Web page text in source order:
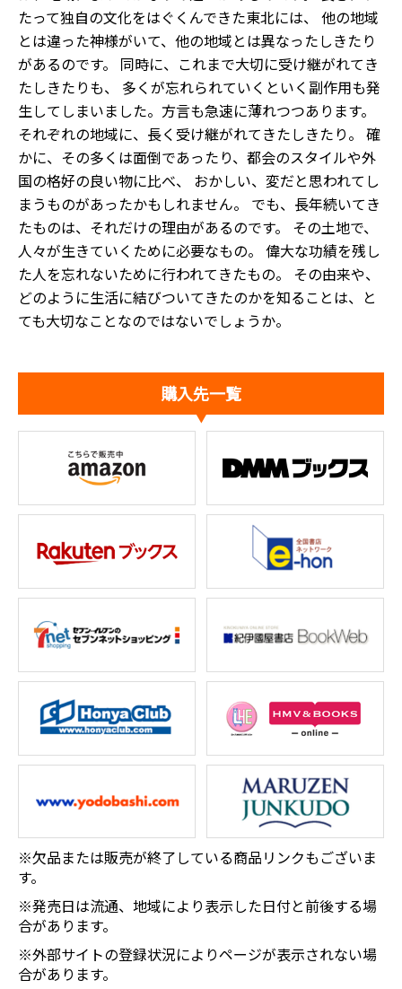
たって独自の文化をはぐくんできた東北には、 他の地域
とは違った神様がいて、他の地域とは異なったしきたり
があるのです。 同時に、これまで大切に受け継がれてき
たしきたりも、 多くが忘れられていくといく副作用も発
生してしまいました。方言も急速に薄れつつあります。
それぞれの地域に、長く受け継がれてきたしきたり。 確
かに、その多くは面倒であったり、都会のスタイルや外
国の格好の良い物に比べ、 おかしい、変だと思われてし
まうものがあったかもしれません。 でも、長年続いてき
たものは、それだけの理由があるのです。 その土地で、
人々が生きていくために必要なもの。 偉大な功績を残し
た人を忘れないために行われてきたもの。 その由来や、
どのように生活に結びついてきたのかを知ることは、と
ても大切なことなのではないでしょうか。
購入先一覧
※欠品または販売が終了している商品リンクもございま
す。
※発売日は流通、地域により表示した日付と前後する場
合があります。
※外部サイトの登録状況によりページが表示されない場
合があります。